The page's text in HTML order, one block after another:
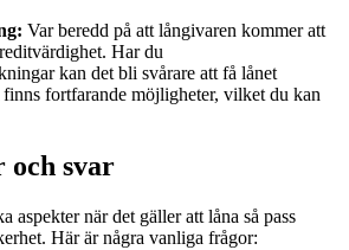
Var beredd på att långivaren kommer att
Har du
kan det bli svårare att få lånet
fortfarande möjligheter, vilket du kan
och svar
aspekter när det gäller att låna så pass
Här är några vanliga frågor: